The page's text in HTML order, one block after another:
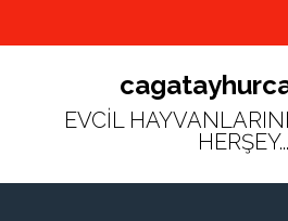
EVCİL
HERŞEY...